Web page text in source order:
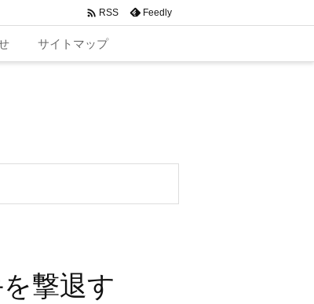
サイトマップ
 RSS Feedly
撃退す